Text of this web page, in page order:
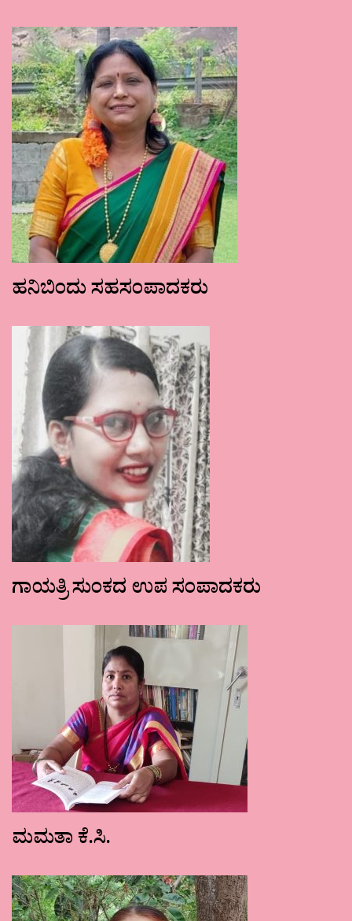
ಹನಿಬಿಂದು ಸಹಸಂಪಾದಕರು
ಗಾಯತ್ರಿ ಸುಂಕದ ಉಪ ಸಂಪಾದಕರು
ಮಮತಾ ಕೆ.ಸಿ.